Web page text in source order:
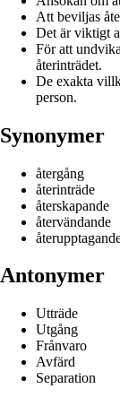
Att beviljas
Det är viktigt
För att
återinträdet.
De exakta
person.
Synonymer
återgång
återinträde
återskapande
återvändande
Antonymer
Utträde
Utgång
Frånvaro
Avfärd
Separation